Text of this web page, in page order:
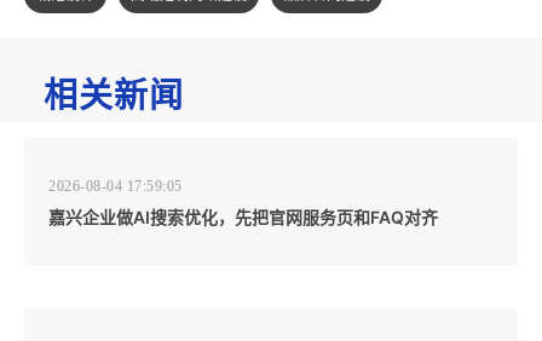
相关新闻
2026-08-04 17:59:05
嘉兴企业做AI搜索优化，先把官网服务页和FAQ对齐